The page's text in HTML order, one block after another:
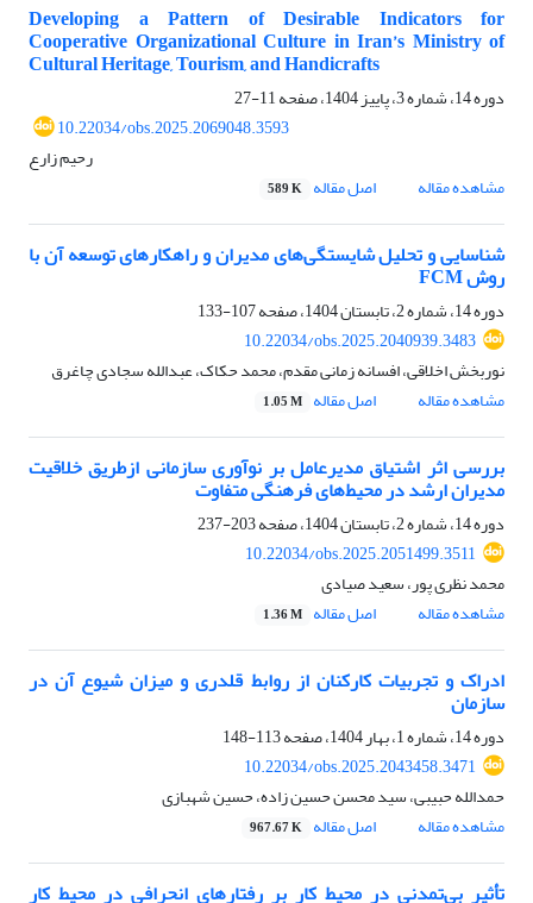
Developing a Pattern of Desirable Indicators for
Cooperative Organizational Culture in Iran’s Ministry of
Cultural Heritage, Tourism, and Handicrafts
دوره 14، شماره 3، پاییز 1404، صفحه
11-27
10.22034/obs.2025.2069048.3593
رحیم زارع
مشاهده مقاله
اصل مقاله 589 K
شناسایی و تحلیل شایستگی‌های مدیران و راهکارهای توسعه آن با
روش FCM
دوره 14، شماره 2، تابستان 1404، صفحه
107-133
10.22034/obs.2025.2040939.3483
نوربخش اخلاقی، افسانه زمانی مقدم، محمد حکاک، عبدالله سجادی چاغرق
مشاهده مقاله
اصل مقاله 1.05 M
بررسی اثر اشتیاق مدیرعامل بر نوآوری سازمانی ازطریق خلاقیت
مدیران ارشد در محیط‌های فرهنگی متفاوت
دوره 14، شماره 2، تابستان 1404، صفحه
203-237
10.22034/obs.2025.2051499.3511
محمد نظری پور، سعید صیادی
مشاهده مقاله
اصل مقاله 1.36 M
ادراک و تجربیات کارکنان از روابط قلدری و میزان شیوع آن در
سازمان
دوره 14، شماره 1، بهار 1404، صفحه
113-148
10.22034/obs.2025.2043458.3471
حمدالله حبیبی، سید محسن حسین زاده، حسین شهبازی
مشاهده مقاله
اصل مقاله 967.67 K
تأثیر بی‌تمدنی در محیط کار بر رفتارهای انحرافی در محیط کار